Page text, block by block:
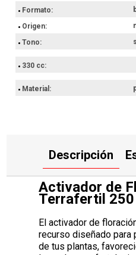
marcada.
Hacé ahora tu compra con retiro
próximo o envío a domicilio.
Formato
Origen
Tono
330 cc
Material
Descripción
Activador de
Terrafertil 250
El activador de
recurso diseñado
de tus plantas,